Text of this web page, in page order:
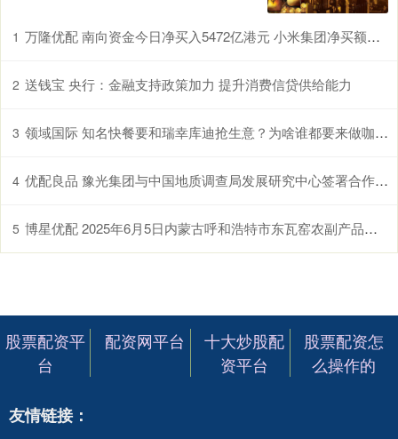
1 万隆优配 南向资金今日净买入5472亿港元 小米集团净买额居首
2 送钱宝 央行：金融支持政策加力 提升消费信贷供给能力
3 领域国际 知名快餐要和瑞幸库迪抢生意？为啥谁都要来做咖啡？
4 优配良品 豫光集团与中国地质调查局发展研究中心签署合作协议
5 博星优配 2025年6月5日内蒙古呼和浩特市东瓦窑农副产品批发市场有限责任公司价格行情
股票配资平
台
配资网平台
十大炒股配
资平台
股票配资怎
么操作的
友情链接：